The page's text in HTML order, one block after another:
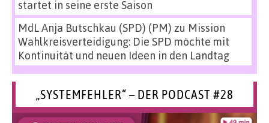
startet in seine erste Saison
MdL Anja Butschkau (SPD) (PM) zu Mission
Wahlkreisverteidigung: Die SPD möchte mit
Kontinuität und neuen Ideen in den Landtag
„SYSTEMFEHLER“ – DER PODCAST #28